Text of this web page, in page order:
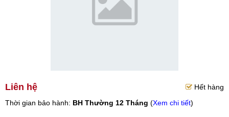
Liên hệ
Hết hàng
Thời gian bảo hành: BH Thường 12 Tháng (Xem chi tiết)